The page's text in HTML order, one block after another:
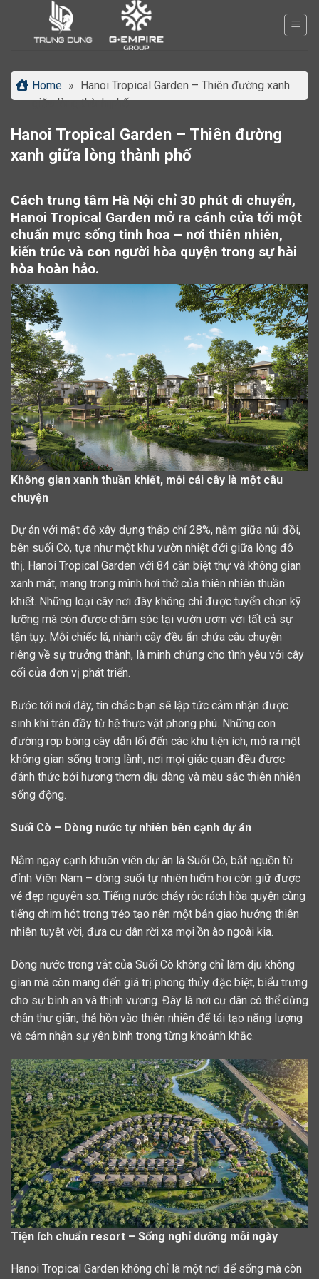
Home » Hanoi Tropical Garden – Thiên đường xanh
giữa lòng thành phố
Hanoi Tropical Garden – Thiên đường
xanh giữa lòng thành phố
Cách trung tâm Hà Nội chỉ 30 phút di chuyển,
Hanoi Tropical Garden mở ra cánh cửa tới một
chuẩn mực sống tinh hoa – nơi thiên nhiên,
kiến trúc và con người hòa quyện trong sự hài
hòa hoàn hảo.
Không gian xanh thuần khiết, mỗi cái cây là một câu
chuyện
Dự án với mật độ xây dựng thấp chỉ 28%, nằm giữa núi đồi,
bên suối Cò, tựa như một khu vườn nhiệt đới giữa lòng đô
thị. Hanoi Tropical Garden với 84 căn biệt thự và không gian
xanh mát, mang trong mình hơi thở của thiên nhiên thuần
khiết. Những loại cây nơi đây không chỉ được tuyển chọn kỹ
lưỡng mà còn được chăm sóc tại vườn ươm với tất cả sự
tận tụy. Mỗi chiếc lá, nhành cây đều ẩn chứa câu chuyện
riêng về sự trưởng thành, là minh chứng cho tình yêu với cây
cối của đơn vị phát triển.
Bước tới nơi đây, tin chắc bạn sẽ lập tức cảm nhận được
sinh khí tràn đầy từ hệ thực vật phong phú. Những con
đường rợp bóng cây dẫn lối đến các khu tiện ích, mở ra một
không gian sống trong lành, nơi mọi giác quan đều được
đánh thức bởi hương thơm dịu dàng và màu sắc thiên nhiên
sống động.
Suối Cò – Dòng nước tự nhiên bên cạnh dự án
Nằm ngay cạnh khuôn viên dự án là Suối Cò, bắt nguồn từ
đỉnh Viên Nam – dòng suối tự nhiên hiếm hoi còn giữ được
vẻ đẹp nguyên sơ. Tiếng nước chảy róc rách hòa quyện cùng
tiếng chim hót trong trẻo tạo nên một bản giao hưởng thiên
nhiên tuyệt vời, đưa cư dân rời xa mọi ồn ào ngoài kia.
Dòng nước trong vắt của Suối Cò không chỉ làm dịu không
gian mà còn mang đến giá trị phong thủy đặc biệt, biểu trưng
cho sự bình an và thịnh vượng. Đây là nơi cư dân có thể dừng
chân thư giãn, thả hồn vào thiên nhiên để tái tạo năng lượng
và cảm nhận sự yên bình trong từng khoảnh khắc.
Tiện ích chuẩn resort – Sống nghỉ dưỡng mỗi ngày
Hanoi Tropical Garden không chỉ là một nơi để sống mà còn